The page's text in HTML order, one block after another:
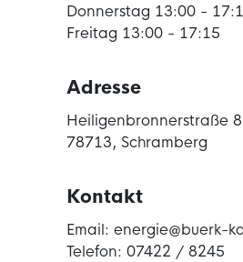
Donnerstag 13:00 -
Freitag 13:00 - 17:15
Adresse
Heiligenbronnerstraße
78713, Schramberg
Kontakt
Email: energie@buerk-
Telefon: 07422 / 8245